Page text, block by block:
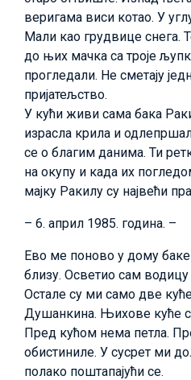
веригама виси котао. У
Мали као грудвице снега.
до њих мачка са троје
прогледали. Не сметају
пријатељство.
У кући живи сама бака
израсла крила и
се о благим данима. Ти
на окупу и када их
мајку Ракилу су највећи
– 6. април 1985. година. –
Ево ме поново у дому баке
близу. Осветио сам
Остале су ми само две
Душанкина. Њихове куће
Пред кућом нема петла.
обистиниле. У сусрет ми
полако поштапајући се.